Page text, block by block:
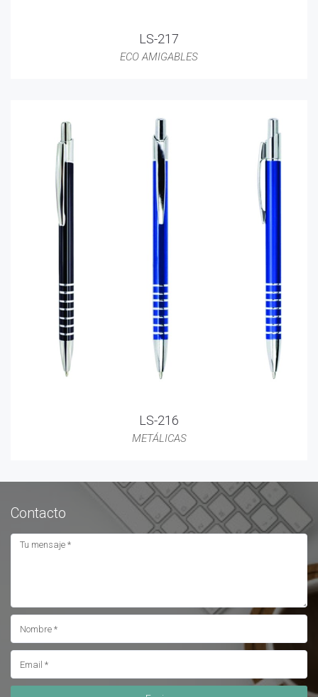
LS-217
ECO AMIGABLES
LS-216
METÁLICAS
Contacto